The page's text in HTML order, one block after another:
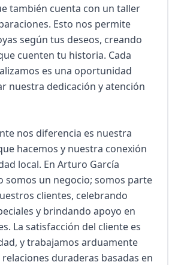
también cuenta con un taller
Esto nos permite
según tus deseos, creando
cuenten tu historia. Cada
es una oportunidad
nuestra dedicación y atención
nos diferencia es nuestra
hacemos y nuestra conexión
local. En Arturo García
somos un negocio; somos parte
clientes, celebrando
y brindando apoyo en
La satisfacción del cliente es
y trabajamos arduamente
duraderas basadas en